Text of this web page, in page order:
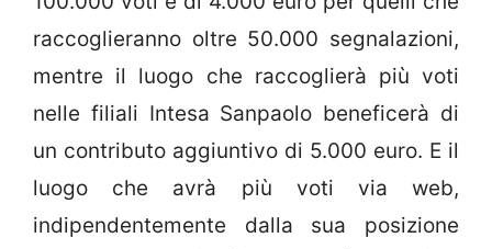
raccoglieranno oltre 50.000 segnalazioni,
mentre il luogo che raccoglierà più voti
nelle filiali Intesa Sanpaolo beneficerà di
un contributo aggiuntivo di 5.000 euro. E il
luogo che avrà più voti via web,
indipendentemente dalla sua posizione